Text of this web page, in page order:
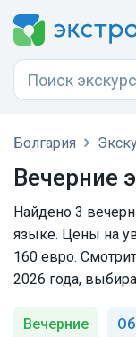
Болгария
Вечерние
Найдено 3
языке. Цены на
160 евро.
2026 года,
Вечерние